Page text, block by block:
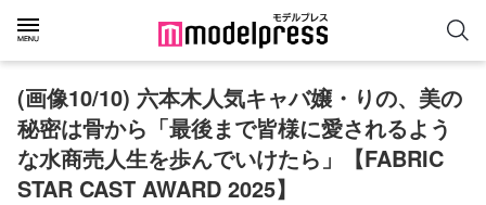
(画像10/10) 六本木人気キャバ嬢・りの、美の
秘密は骨から「最後まで皆様に愛されるよう
な水商売人生を歩んでいけたら」【FABRIC
STAR CAST AWARD 2025】